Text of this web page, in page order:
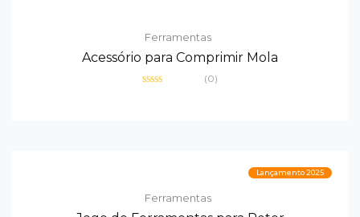
Ferramentas
Acessório para Comprimir Mola
(0)
Lançamento 2025
Ferramentas